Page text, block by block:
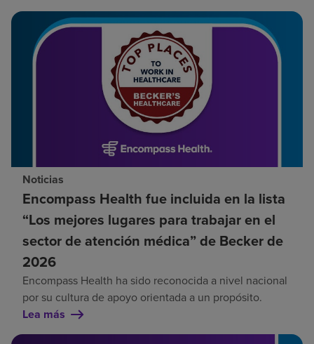
Noticias
Encompass Health fue incluida en la lista
“Los mejores lugares para trabajar en el
sector de atención médica” de Becker de
2026
Encompass Health ha sido reconocida a nivel nacional
por su cultura de apoyo orientada a un propósito.
Lea más